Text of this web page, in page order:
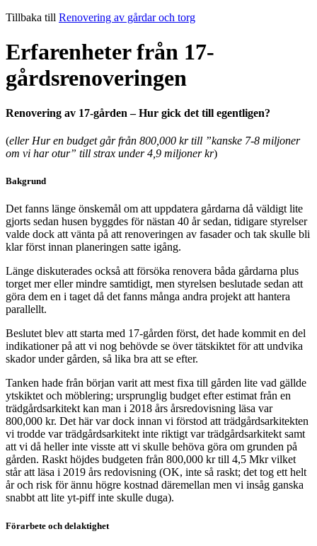
Tillbaka till Renovering av gårdar och torg
Erfarenheter från 17-
gårdsrenoveringen
Renovering av 17-gården – Hur gick det till egentligen?
(eller Hur en budget går från 800,000 kr till ”kanske 7-8 miljoner
om vi har otur” till strax under 4,9 miljoner kr)
Bakgrund
Det fanns länge önskemål om att uppdatera gårdarna då väldigt lite
gjorts sedan husen byggdes för nästan 40 år sedan, tidigare styrelser
valde dock att vänta på att renoveringen av fasader och tak skulle bli
klar först innan planeringen satte igång.
Länge diskuterades också att försöka renovera båda gårdarna plus
torget mer eller mindre samtidigt, men styrelsen beslutade sedan att
göra dem en i taget då det fanns många andra projekt att hantera
parallellt.
Beslutet blev att starta med 17-gården först, det hade kommit en del
indikationer på att vi nog behövde se över tätskiktet för att undvika
skador under gården, så lika bra att se efter.
Tanken hade från början varit att mest fixa till gården lite vad gällde
ytskiktet och möblering; ursprunglig budget efter estimat från en
trädgårdsarkitekt kan man i 2018 års årsredovisning läsa var
800,000 kr. Det här var dock innan vi förstod att trädgårdsarkitekten
vi trodde var trädgårdsarkitekt inte riktigt var trädgårdsarkitekt samt
att vi då heller inte visste att vi skulle behöva göra om grunden på
gården. Raskt höjdes budgeten från 800,000 kr till 4,5 Mkr vilket
står att läsa i 2019 års redovisning (OK, inte så raskt; det tog ett helt
år och risk för ännu högre kostnad däremellan men vi insåg ganska
snabbt att lite yt-piff inte skulle duga).
Förarbete och delaktighet